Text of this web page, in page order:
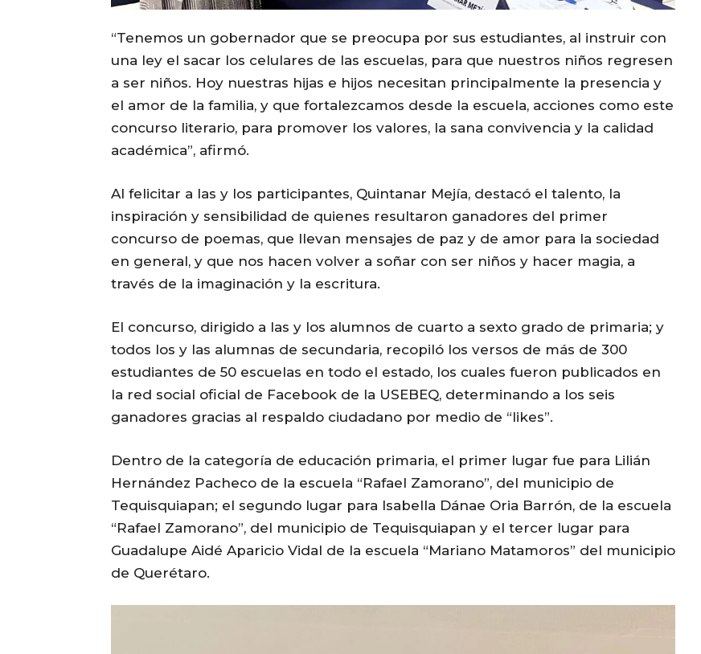
“Tenemos un gobernador que se preocupa por sus estudiantes, al instruir con
una ley el sacar los celulares de las escuelas, para que nuestros niños regresen
a ser niños. Hoy nuestras hijas e hijos necesitan principalmente la presencia y
el amor de la familia, y que fortalezcamos desde la escuela, acciones como este
concurso literario, para promover los valores, la sana convivencia y la calidad
académica”, afirmó.
Al felicitar a las y los participantes, Quintanar Mejía, destacó el talento, la
inspiración y sensibilidad de quienes resultaron ganadores del primer
concurso de poemas, que llevan mensajes de paz y de amor para la sociedad
en general, y que nos hacen volver a soñar con ser niños y hacer magia, a
través de la imaginación y la escritura.
El concurso, dirigido a las y los alumnos de cuarto a sexto grado de primaria; y
todos los y las alumnas de secundaria, recopiló los versos de más de 300
estudiantes de 50 escuelas en todo el estado, los cuales fueron publicados en
la red social oficial de Facebook de la USEBEQ, determinando a los seis
ganadores gracias al respaldo ciudadano por medio de “likes”.
Dentro de la categoría de educación primaria, el primer lugar fue para Lilián
Hernández Pacheco de la escuela “Rafael Zamorano”, del municipio de
Tequisquiapan; el segundo lugar para Isabella Dánae Oria Barrón, de la escuela
“Rafael Zamorano”, del municipio de Tequisquiapan y el tercer lugar para
Guadalupe Aidé Aparicio Vidal de la escuela “Mariano Matamoros” del municipio
de Querétaro.